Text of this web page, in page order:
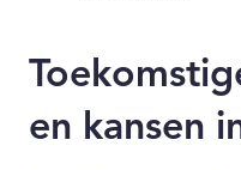
en kansen